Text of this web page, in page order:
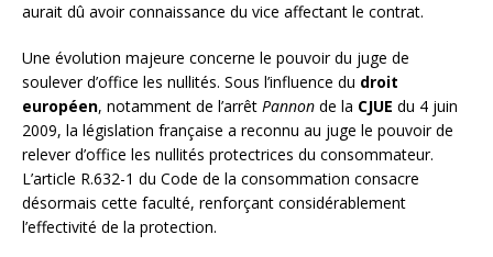
aurait dû avoir connaissance du vice affectant le contrat.
Une évolution majeure concerne le pouvoir du juge de
soulever d’office les nullités. Sous l’influence du droit
européen, notamment de l’arrêt Pannon de la CJUE du 4 juin
2009, la législation française a reconnu au juge le pouvoir de
relever d’office les nullités protectrices du consommateur.
L’article R.632-1 du Code de la consommation consacre
désormais cette faculté, renforçant considérablement
l’effectivité de la protection.